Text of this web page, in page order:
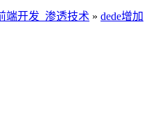
端开发_渗透技术 » dede增加